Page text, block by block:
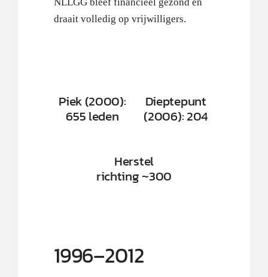
draait volledig op vrijwilligers.
Piek (2000):
655 leden
Dieptepunt
(2006): 204
Herstel
richting ~300
1996–2012